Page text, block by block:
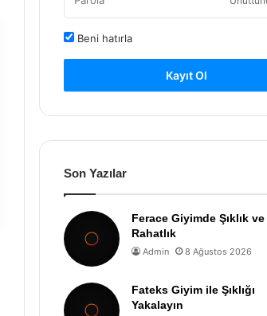
Beni hatırla
Kayıt Ol
Son Yazılar
Ferace Giyimde Şıklık ve
Rahatlık
Admin 8 Ağustos 2026
Fateks Giyim ile Şıklığı
Yakalayın